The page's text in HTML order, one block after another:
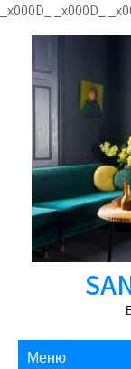
_x000D_ _x000D_
Меню